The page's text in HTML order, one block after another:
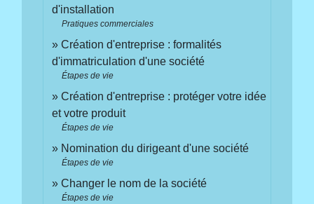
d'installation
Pratiques commerciales
Création d'entreprise : formalités
d'immatriculation d'une société
Étapes de vie
Création d'entreprise : protéger votre idée
et votre produit
Étapes de vie
Nomination du dirigeant d'une société
Étapes de vie
Changer le nom de la société
Étapes de vie